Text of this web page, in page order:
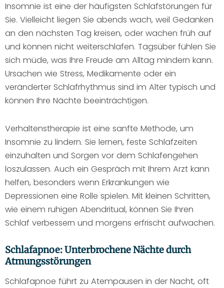
Insomnie ist eine der häufigsten Schlafstörungen für
Sie. Vielleicht liegen Sie abends wach, weil Gedanken
an den nächsten Tag kreisen, oder wachen früh auf
und können nicht weiterschlafen. Tagsüber fühlen Sie
sich müde, was Ihre Freude am Alltag mindern kann.
Ursachen wie Stress, Medikamente oder ein
veränderter Schlafrhythmus sind im Alter typisch und
können Ihre Nächte beeinträchtigen.
Verhaltenstherapie ist eine sanfte Methode, um
Insomnie zu lindern. Sie lernen, feste Schlafzeiten
einzuhalten und Sorgen vor dem Schlafengehen
loszulassen. Auch ein Gespräch mit Ihrem Arzt kann
helfen, besonders wenn Erkrankungen wie
Depressionen eine Rolle spielen. Mit kleinen Schritten,
wie einem ruhigen Abendritual, können Sie Ihren
Schlaf verbessern und morgens erfrischt aufwachen.
Schlafapnoe: Unterbrochene Nächte durch
Atmungsstörungen
Schlafapnoe führt zu Atempausen in der Nacht, oft